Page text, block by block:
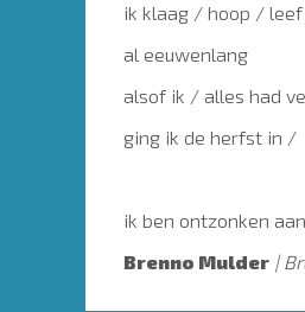
ik klaag / hoop /
al eeuwenlang
alsof ik / alles had
ging ik de herfst in /
ik ben ontzonken
Brenno Mulder